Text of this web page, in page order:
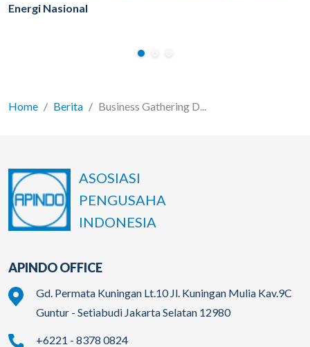
Energi Nasional
Home Berita Business Gathering D...
ASOSIASI
PENGUSAHA
INDONESIA
APINDO OFFICE
Gd. Permata Kuningan Lt.10 Jl. Kuningan Mulia Kav.9C
Guntur - Setiabudi Jakarta Selatan 12980
+6221 - 8378 0824